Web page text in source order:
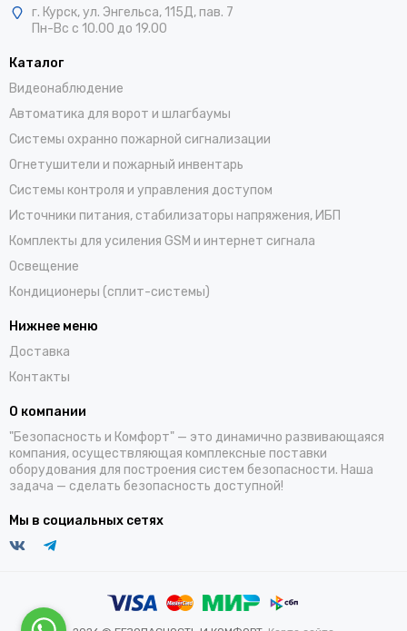
г. Курск, ул. Энгельса, 115Д, пав. 7
Пн-Вс с 10.00 до 19.00
Каталог
Видеонаблюдение
Автоматика для ворот и шлагбаумы
Системы охранно пожарной сигнализации
Огнетушители и пожарный инвентарь
Системы контроля и управления доступом
Источники питания, стабилизаторы напряжения, ИБП
Комплекты для усиления GSM и интернет сигнала
Освещение
Кондиционеры (сплит-системы)
Нижнее меню
Доставка
Контакты
О компании
"Безопасность и Комфорт" — это динамично развивающаяся
компания, осуществляющая комплексные поставки
оборудования для построения систем безопасности. Наша
задача — сделать безопасность доступной!
Мы в социальных сетях